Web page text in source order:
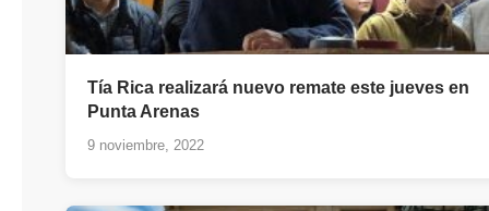
Tía Rica realizará nuevo remate este jueves en
Punta Arenas
9 noviembre, 2022